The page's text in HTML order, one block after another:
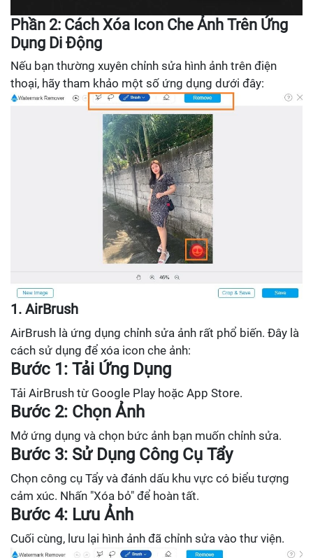
Phần 2: Cách Xóa Icon Che Ảnh Trên Ứng
Dụng Di Động
Nếu bạn thường xuyên chỉnh sửa hình ảnh trên điện
thoại, hãy tham khảo một số ứng dụng dưới đây:
1. AirBrush
AirBrush là ứng dụng chỉnh sửa ảnh rất phổ biến. Đây là
cách sử dụng để xóa icon che ảnh:
Bước 1: Tải Ứng Dụng
Tải AirBrush từ Google Play hoặc App Store.
Bước 2: Chọn Ảnh
Mở ứng dụng và chọn bức ảnh bạn muốn chỉnh sửa.
Bước 3: Sử Dụng Công Cụ Tẩy
Chọn công cụ Tẩy và đánh dấu khu vực có biểu tượng
cảm xúc. Nhấn "Xóa bỏ" để hoàn tất.
Bước 4: Lưu Ảnh
Cuối cùng, lưu lại hình ảnh đã chỉnh sửa vào thư viện.